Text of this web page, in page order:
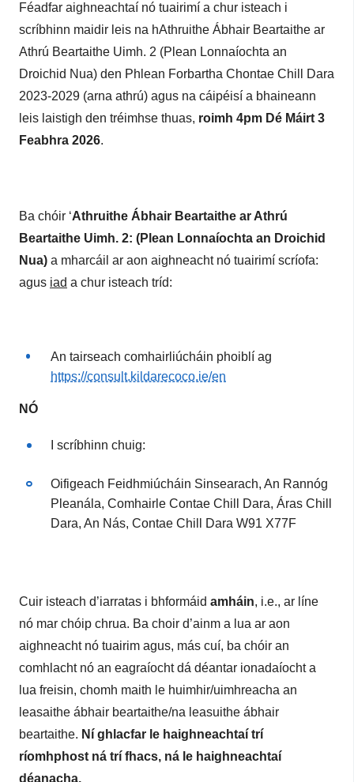
Féadfar aighneachtaí nó tuairimí a chur isteach i
scríbhinn maidir leis na hAthruithe Ábhair Beartaithe ar
Athrú Beartaithe Uimh. 2 (Plean Lonnaíochta an
Droichid Nua) den Phlean Forbartha Chontae Chill Dara
2023-2029 (arna athrú) agus na cáipéisí a bhaineann
leis laistigh den tréimhse thuas, roimh 4pm Dé Máirt 3
Feabhra 2026.
Ba chóir ‘Athruithe Ábhair Beartaithe ar Athrú
Beartaithe Uimh. 2: (Plean Lonnaíochta an Droichid
Nua) a mharcáil ar aon aighneacht nó tuairimí scríofa:
agus iad a chur isteach tríd:
An tairseach comhairliúcháin phoiblí ag
https://consult.kildarecoco.ie/en
NÓ
I scríbhinn chuig:
Oifigeach Feidhmiúcháin Sinsearach, An Rannóg
Pleanála, Comhairle Contae Chill Dara, Áras Chill
Dara, An Nás, Contae Chill Dara W91 X77F
Cuir isteach d’iarratas i bhformáid amháin, i.e., ar líne
nó mar chóip chrua. Ba choir d’ainm a lua ar aon
aighneacht nó tuairim agus, más cuí, ba chóir an
comhlacht nó an eagraíocht dá déantar ionadaíocht a
lua freisin, chomh maith le huimhir/uimhreacha an
leasaithe ábhair beartaithe/na leasuithe ábhair
beartaithe. Ní ghlacfar le haighneachtaí trí
ríomhphost ná trí fhacs, ná le haighneachtaí
déanacha.